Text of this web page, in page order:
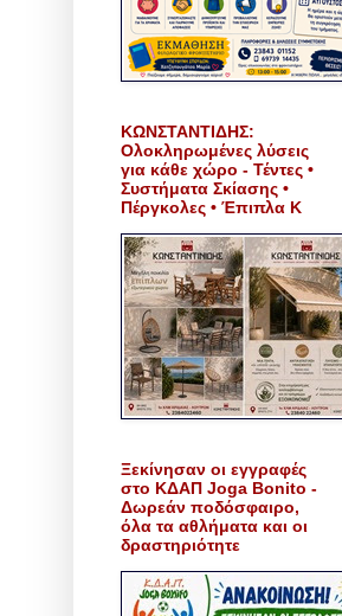
ΚΩΝΣΤΑΝΤΙΔΗΣ:
Ολοκληρωμένες λύσεις
για κάθε χώρο - Τέντες •
Συστήματα Σκίασης •
Πέργκολες • Έπιπλα Κ
Ξεκίνησαν οι εγγραφές
στο ΚΔΑΠ Joga Bonito -
Δωρεάν ποδόσφαιρο,
όλα τα αθλήματα και οι
δραστηριότητε